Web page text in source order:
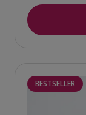
BESTSELLER